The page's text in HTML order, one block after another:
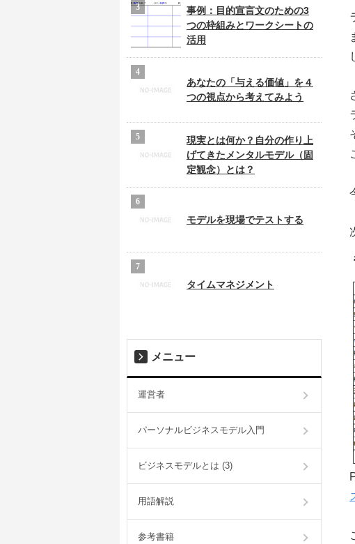
事例：目的宣言文のための3
つの枠組みとワークシートの
活用
あなたの「与える価値」を４
つの視点から考えてみよう
現実とは何か？自分の作り上
げてきたメンタルモデル（固
定観念）とは？
モデルを現場でテストする
タイムマネジメント
メニュー
運営者
パーソナルビジネスモデル入門
ビジネスモデルとは (3)
用語解説
参考書籍